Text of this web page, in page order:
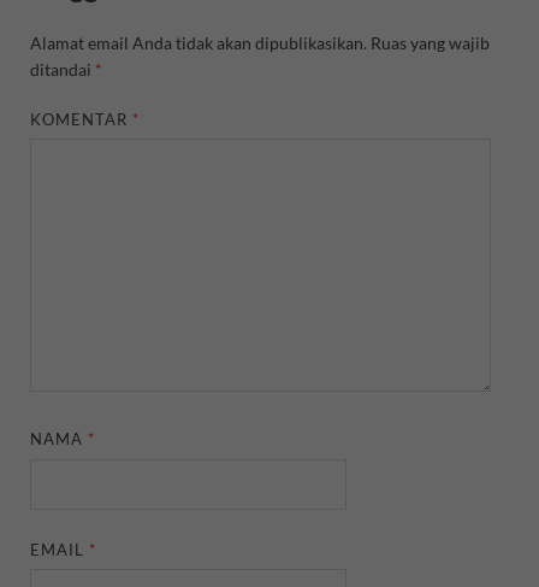
Alamat email Anda tidak akan dipublikasikan. Ruas yang wajib
ditandai *
KOMENTAR *
NAMA *
EMAIL *